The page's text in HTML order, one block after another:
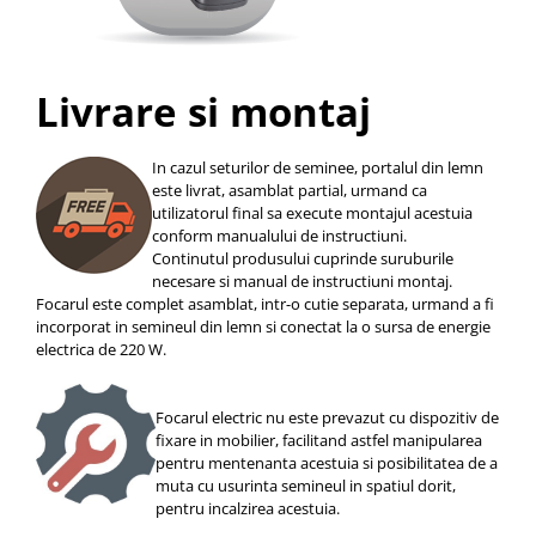
Livrare si montaj
In cazul seturilor de seminee, portalul din lemn
este livrat, asamblat partial, urmand ca
utilizatorul final sa execute montajul acestuia
conform manualului de instructiuni.
Continutul produsului cuprinde suruburile
necesare si manual de instructiuni montaj.
Focarul este complet asamblat, intr-o cutie separata, urmand a fi
incorporat in semineul din lemn si conectat la o sursa de energie
electrica de 220 W.
Focarul electric nu este prevazut cu dispozitiv de
fixare in mobilier, facilitand astfel manipularea
pentru mentenanta acestuia si posibilitatea de a
muta cu usurinta semineul in spatiul dorit,
pentru incalzirea acestuia.